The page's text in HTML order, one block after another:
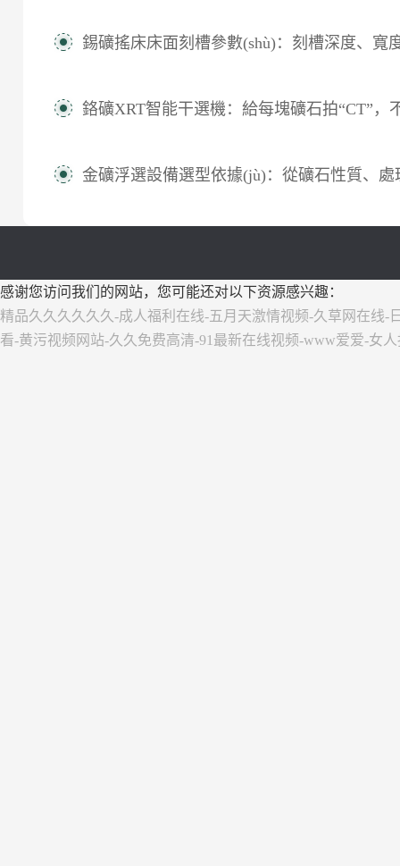
錫礦搖床床面刻槽參數(shù)：刻槽深度、寬度、角度對精礦帶形成
鉻礦XRT智能干選機：給每塊礦石拍“CT”，不加水不加藥就能選出高品位
金礦浮選設備選型依據(jù)：從礦石性質、處理規(guī)模到機型對比與流程配置
感谢您访问我们的网站，您可能还对以下资源感兴趣：
精品久久久久久久-成人福利在线-五月天激情视频-久草网在线
看-黄污视频网站-久久免费高清-91最新在线视频-www爱爱-女